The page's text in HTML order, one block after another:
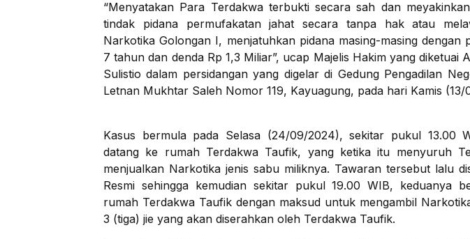
“Menyatakan Para Terdakwa terbukti secara sah dan
tindak pidana permufakatan jahat secara tanpa hak atau
Narkotika Golongan I, menjatuhkan pidana masing-masing dengan
7 tahun dan denda Rp 1,3 Miliar”, ucap Majelis Hakim yang diketuai
Sulistio dalam persidangan yang digelar di Gedung Pengadilan
Letnan Mukhtar Saleh Nomor 119, Kayuagung, pada hari Kamis (13/
Kasus bermula pada Selasa (24/09/2024), sekitar pukul 13.00
datang ke rumah Terdakwa Taufik, yang ketika itu menyuruh
menjualkan Narkotika jenis sabu miliknya. Tawaran tersebut lalu
Resmi sehingga kemudian sekitar pukul 19.00 WIB, keduanya
rumah Terdakwa Taufik dengan maksud untuk mengambil
3 (tiga) jie yang akan diserahkan oleh Terdakwa Taufik.